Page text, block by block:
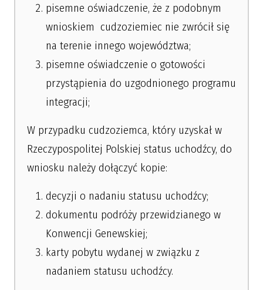
pisemne oświadczenie, że z podobnym
wnioskiem cudzoziemiec nie zwrócił się
na terenie innego województwa;
pisemne oświadczenie o gotowości
przystąpienia do uzgodnionego programu
integracji;
W przypadku cudzoziemca, który uzyskał w
Rzeczypospolitej Polskiej status uchodźcy, do
wniosku należy dołączyć kopie:
decyzji o nadaniu statusu uchodźcy;
dokumentu podróży przewidzianego w
Konwencji Genewskiej;
karty pobytu wydanej w związku z
nadaniem statusu uchodźcy.